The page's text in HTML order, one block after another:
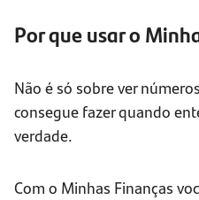
Por que usar o
Não é só sobre ver
consegue fazer quando
verdade.
Com o Minhas Finanças